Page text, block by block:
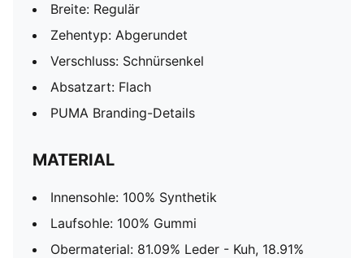
Breite: Regulär
Zehentyp: Abgerundet
Verschluss: Schnürsenkel
Absatzart: Flach
PUMA Branding-Details
MATERIAL
Innensohle: 100% Synthetik
Laufsohle: 100% Gummi
Obermaterial: 81.09% Leder - Kuh, 18.91%